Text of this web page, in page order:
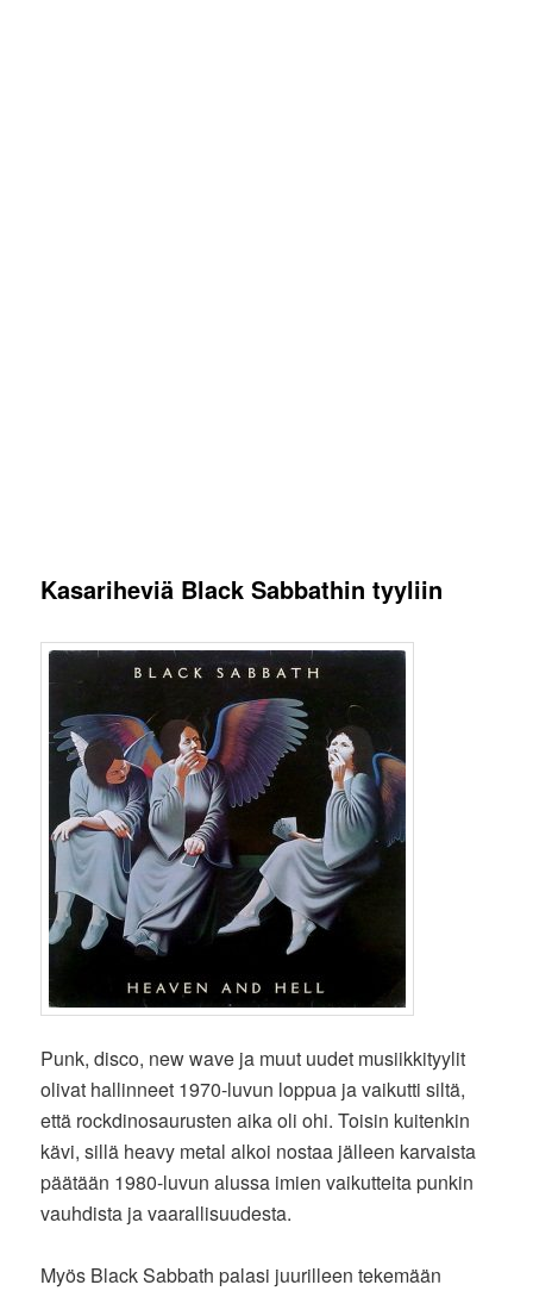
Kasariheviä Black Sabbathin tyyliin
Punk, disco, new wave ja muut uudet musiikkityylit
olivat hallinneet 1970-luvun loppua ja vaikutti siltä,
että rockdinosaurusten aika oli ohi. Toisin kuitenkin
kävi, sillä heavy metal alkoi nostaa jälleen karvaista
päätään 1980-luvun alussa imien vaikutteita punkin
vauhdista ja vaarallisuudesta.
Myös Black Sabbath palasi juurilleen tekemään